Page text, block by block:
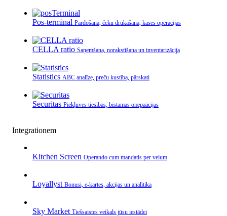
Pos-terminal Pārdošana, čeku drukāšana, kases operācijas
CELLA ratio Saņemšana, norakstīšana un inventarizācija
Statistics ABC analīze, preču kustība, pārskati
Securitas Piekļuves tiesības, bīstamas операācijas
Integrationem
Kitchen Screen Operando cum mandatis per velum
Loyallyst Bonusi, e‑kartes, akcijas un analītika
Sky Market Tiešsaistes veikals jūsu iestādei